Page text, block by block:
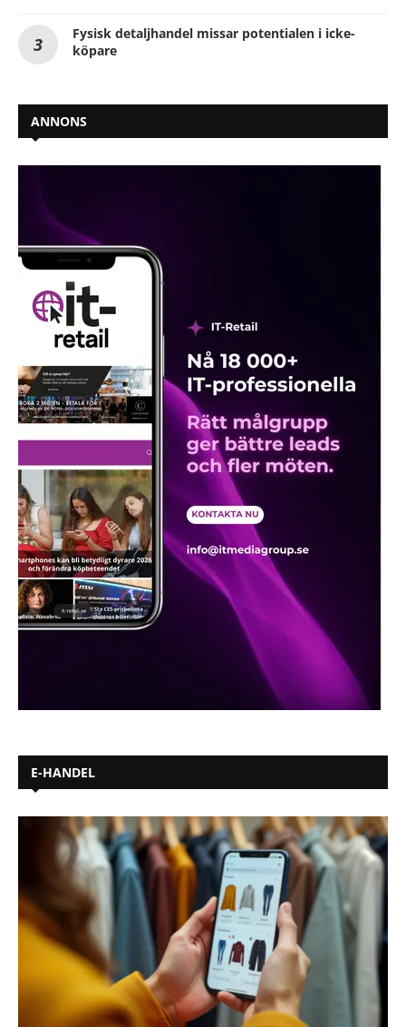
Fysisk detaljhandel missar potentialen i icke-
köpare
ANNONS
E-HANDEL